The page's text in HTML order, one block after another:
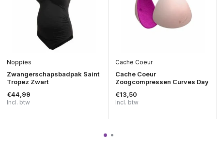
Noppies
Zwangerschapsbadpak Saint
Tropez Zwart
€44,99
Incl. btw
Cache Coeur
Cache Coeur
Zoogcompressen Curves Day
€13,50
Incl. btw